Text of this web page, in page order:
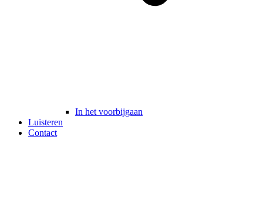
In het voorbijgaan
Luisteren
Contact